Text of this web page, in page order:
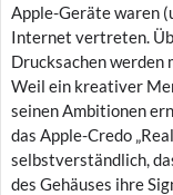
Apple-Geräte waren
Internet vertreten.
Drucksachen werden
Weil ein kreativer
seinen Ambitionen
das Apple-Credo
selbstverständlich,
des Gehäuses ihre